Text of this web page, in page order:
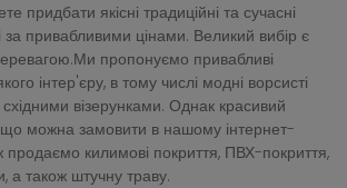
придбати якісні традиційні та сучасні
за привабливими цінами. Великий вибір є
пропонуємо привабливі
інтер'єру, в тому числі модні ворсисті
візерунками. Однак красивий
можна замовити в нашому інтернет-
продаємо килимові покриття, ПВХ-покриття,
а також штучну траву.